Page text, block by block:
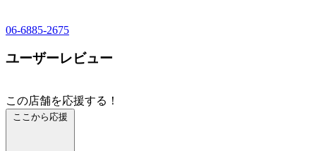
06-6885-2675
ユーザーレビュー
この店舗を応援する！
ここから応援